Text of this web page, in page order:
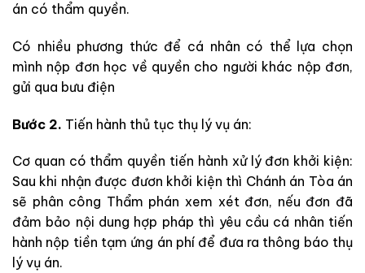
án có thẩm quyền.
Có nhiều phương thức để cá nhân có thể lựa chọn
mình nộp đơn học về quyền cho người khác nộp đơn,
gửi qua bưu điện
Bước 2. Tiến hành thủ tục thụ lý vụ án:
Cơ quan có thẩm quyền tiến hành xử lý đơn khởi kiện:
Sau khi nhận được đươn khởi kiện thì Chánh án Tòa án
sẽ phân công Thẩm phán xem xét đơn, nếu đơn đã
đảm bảo nội dung hợp pháp thì yêu cầu cá nhân tiến
hành nộp tiền tạm ứng án phí để đưa ra thông báo thụ
lý vụ án.